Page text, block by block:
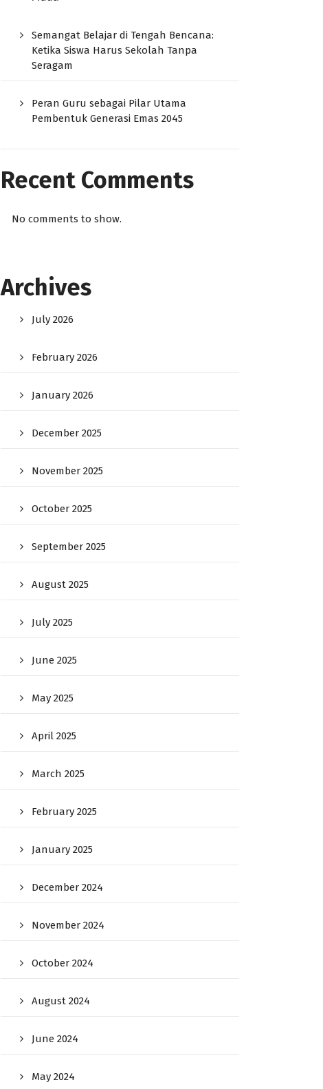
Semangat Belajar di Tengah Bencana:
Ketika Siswa Harus Sekolah Tanpa
Seragam
Peran Guru sebagai Pilar Utama
Pembentuk Generasi Emas 2045
Recent Comments
No comments to show.
Archives
July 2026
February 2026
January 2026
December 2025
November 2025
October 2025
September 2025
August 2025
July 2025
June 2025
May 2025
April 2025
March 2025
February 2025
January 2025
December 2024
November 2024
October 2024
August 2024
June 2024
May 2024